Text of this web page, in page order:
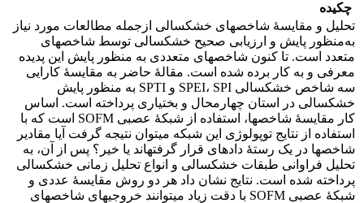
چکیده
تحلیل و مقایسۀ شاخص‏های خشکسالی از‏جمله مطالعات مورد نیاز
به‌منظور پایش و ارزیابی صحیح خشکسالی توسط شاخص‏های
متعدد است. تا کنون شاخص‏های متعددی به منظور پایش این پدیده
معرفی و به کار برده شده است. مقالۀ حاضر به مقایسۀ کارایی
سه شاخص خشکسالی SPEI، SPI و SPTI به منظور پایش
خشکسالی در استان چهارمحال و بختیاری پرداخته است. اساس
کار مقایسۀ شاخص‏ها، استفاده از شبکۀ عصبی SOFM است که با
استفاده از نتایج توپولوژی این شبکه می‏توان نتیجه گرفت آیا مقادیر
شاخص‏ها در یک رستۀ داده‏ای قرار گرفته‏اند یا خیر؟ پس از آن، به
تحلیل فراوانی طبقات خشکسالی و انواع تحلیل زمانی خشکسالی
پرداخته شده است. نتایج نشان ‏داد هر دو روش مقایسۀ عددی و
شبکۀ عصبی SOFM با دقت زیاد می‏توانند خروجی‏های شاخص‏های